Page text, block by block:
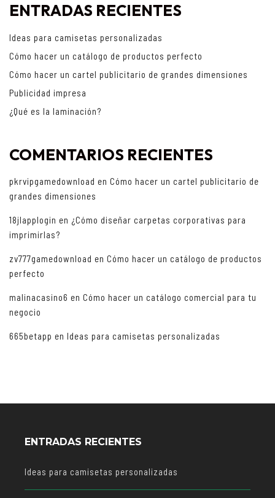
ENTRADAS RECIENTES
Ideas para camisetas personalizadas
Cómo hacer un catálogo de productos perfecto
Cómo hacer un cartel publicitario de grandes dimensiones
Publicidad impresa
¿Qué es la laminación?
COMENTARIOS RECIENTES
pkrvipgamedownload en Cómo hacer un cartel publicitario de
grandes dimensiones
18jlapplogin en ¿Cómo diseñar carpetas corporativas para
imprimirlas?
zv777gamedownload en Cómo hacer un catálogo de productos
perfecto
malinacasino6 en Cómo hacer un catálogo comercial para tu
negocio
665betapp en Ideas para camisetas personalizadas
ENTRADAS RECIENTES
Ideas para camisetas personalizadas